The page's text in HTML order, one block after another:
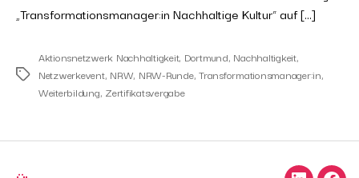
„Transformationsmanager:in Nachhaltige Kultur“ auf […]
Tags
Aktionsnetzwerk Nachhaltigkeit, Dortmund, Nachhaltigkeit,
Netzwerkevent, NRW, NRW-Runde,Transformationsmanager:in,
Weiterbildung, Zertifikatsvergabe